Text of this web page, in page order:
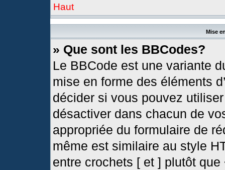
Haut
Mise
» Que sont les BBCodes?
Le BBCode est une variante
mise en forme des éléments
décider si vous pouvez
désactiver dans chacun de
appropriée du formulaire de
même est similaire au style
entre crochets [ et ] plutôt